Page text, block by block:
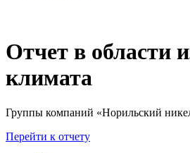
Отчет в области
климата
Группы компаний «Норильский
Перейти к отчету